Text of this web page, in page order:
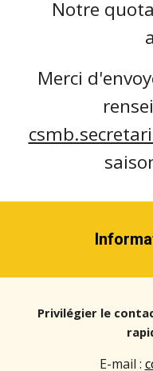
Notre
Merci
Privilégier le
E-mail :